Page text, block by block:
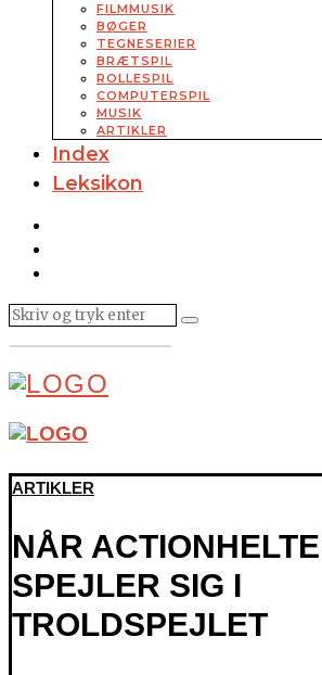
FILMMUSIK
BØGER
TEGNESERIER
BRÆTSPIL
ROLLESPIL
COMPUTERSPIL
MUSIK
ARTIKLER
Index
Leksikon
ARTIKLER
NÅR
SPEJLER SIG I
TROLDSPEJLET